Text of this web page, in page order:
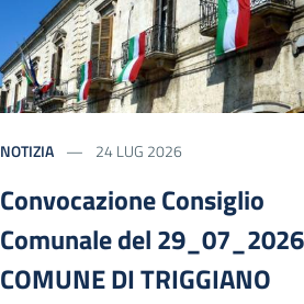
NOTIZIA 24 LUG 2026
Convocazione Consiglio
Comunale del 29_07_2026
COMUNE DI TRIGGIANO